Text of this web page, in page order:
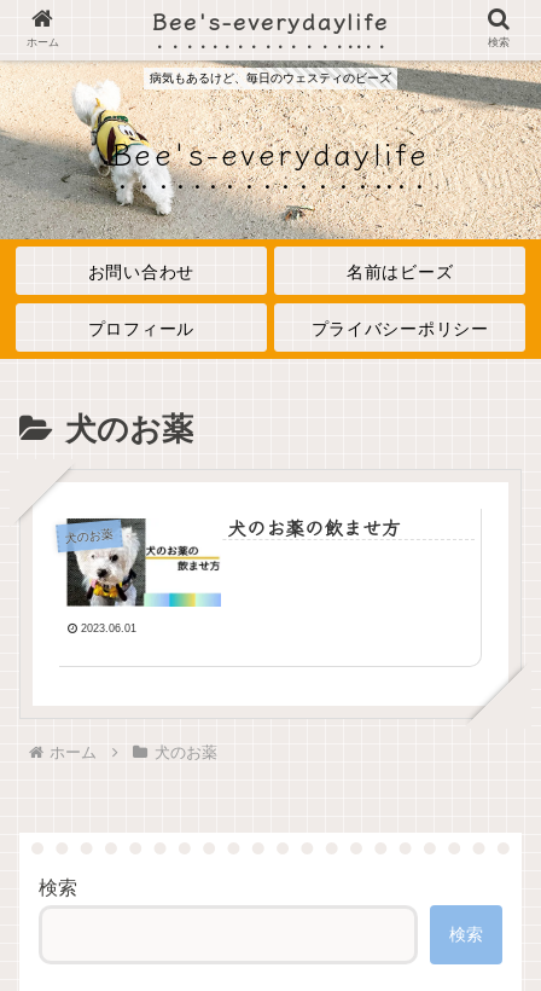
病気もあるけど、毎日のウェスティのビーズ
Bee's-everydaylife
お問い合わせ 名前はビーズ
プロフィール プライバシーポリシー
犬のお薬
犬のお薬 犬のお薬の飲ませ方
2023.06.01
ホーム 犬のお薬
検索
検索
ホーム
Bee's-everydaylife
検索